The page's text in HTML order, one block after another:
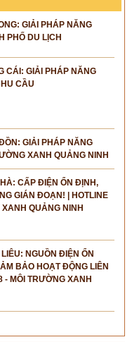
GIẢI PHÁP NĂNG
PHỐ DU LỊCH
CÁI: GIẢI PHÁP NĂNG
CẦU
GIẢI PHÁP NĂNG
XANH QUẢNG NINH
CẤP ĐIỆN ỔN ĐỊNH,
GIÁN ĐOẠN! | HOTLINE
QUẢNG NINH
NGUỒN ĐIỆN ỔN
BẢO HOẠT ĐỘNG LIÊN
- MÔI TRƯỜNG XANH